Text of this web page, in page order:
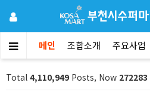
메인 조합소개 주요사업
Total 4,110,949 Posts, Now 272283